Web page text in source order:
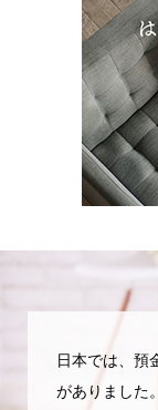
日本では、預
がありました